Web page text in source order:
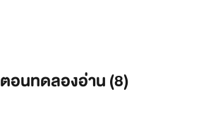
ตอนทดลองอ่าน (8)